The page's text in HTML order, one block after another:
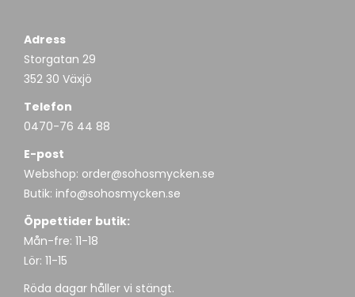
Adress
Storgatan 29
352 30 Växjö
Telefon
0470-76 44 88
E-post
Webshop: order@sohosmycken.se
Butik: info@sohosmycken.se
Öppettider butik:
Mån-fre: 11-18
Lör: 11-15
Röda dagar håller vi stängt.